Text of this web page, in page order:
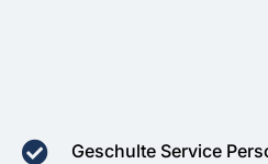
Geschulte Service